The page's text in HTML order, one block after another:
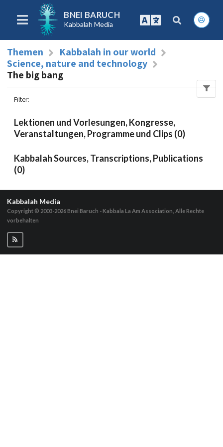
BNEI BARUCH
Kabbalah Media
Themen
Kabbalah in our world
Science, nature and technology
The big bang
Filter:
Lektionen und Vorlesungen, Kongresse,
Veranstaltungen, Programme und Clips (0)
Kabbalah Sources, Transcriptions, Publications
(0)
Kabbalah Media
Copyright © 2003-2026Bnei Baruch - Kabbala La Am Association, Alle Rechte
vorbehalten